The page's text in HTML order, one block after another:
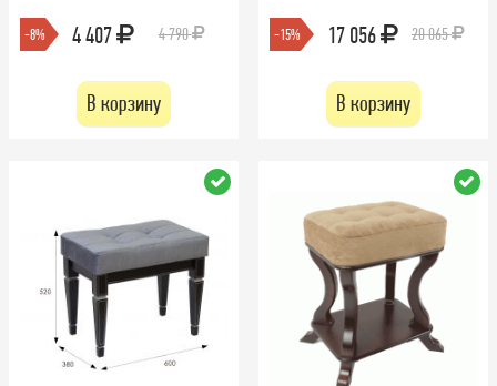
-8% 4 407 4 790
В корзину
-15% 17 056 20 065
В корзину